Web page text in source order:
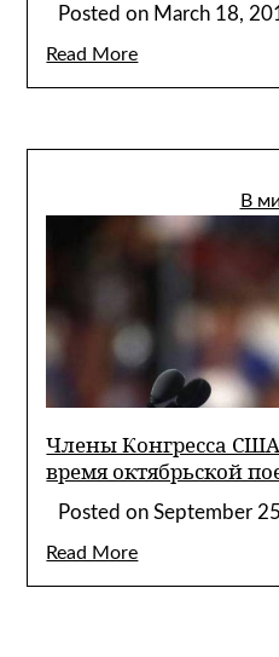
Posted on March 18,
Read More
В
Члены Конгресса США
время октябрьской
Posted onSeptember
Read More